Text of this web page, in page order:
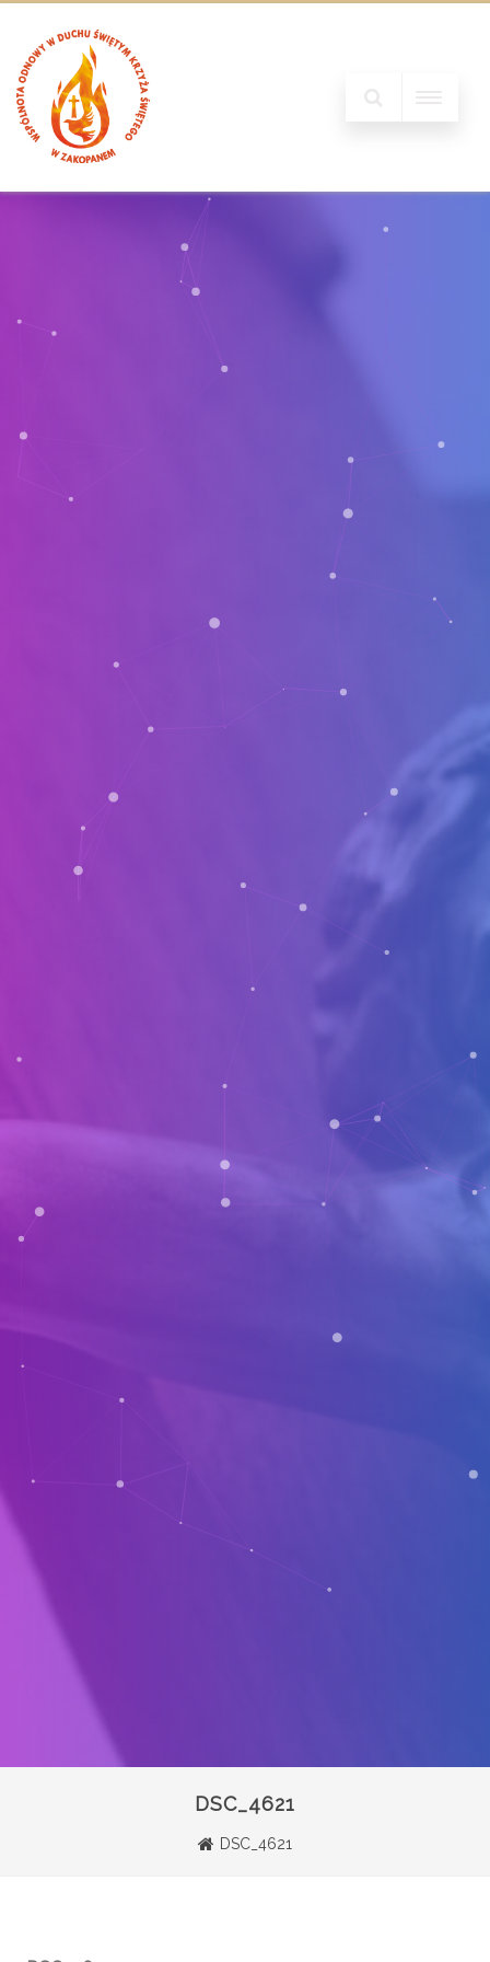
DSC_4621
DSC_4621